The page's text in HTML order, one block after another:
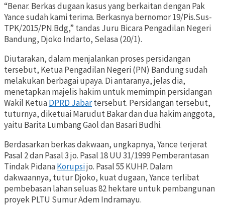
“Benar. Berkas dugaan kasus yang berkaitan dengan Pak
Yance sudah kami terima. Berkasnya bernomor 19/Pis.Sus-
TPK/2015/PN.Bdg,” tandas Juru Bicara Pengadilan Negeri
Bandung, Djoko Indarto, Selasa (20/1).
Diutarakan, dalam menjalankan proses persidangan
tersebut, Ketua Pengadilan Negeri (PN) Bandung sudah
melakukan berbagai upaya. Di antaranya, jelas dia,
menetapkan majelis hakim untuk memimpin persidangan
Wakil KetuaDPRD Jabartersebut. Persidangan tersebut,
tuturnya, diketuai Marudut Bakar dan dua hakim anggota,
yaitu Barita Lumbang Gaol dan Basari Budhi.
Berdasarkan berkas dakwaan, ungkapnya, Yance terjerat
Pasal 2 dan Pasal 3 jo. Pasal 18 UU 31/1999 Pemberantasan
Tindak PidanaKorupsijo. Pasal 55 KUHP. Dalam
dakwaannya, tutur Djoko, kuat dugaan, Yance terlibat
pembebasan lahan seluas 82 hektare untuk pembangunan
proyek PLTU Sumur Adem Indramayu.